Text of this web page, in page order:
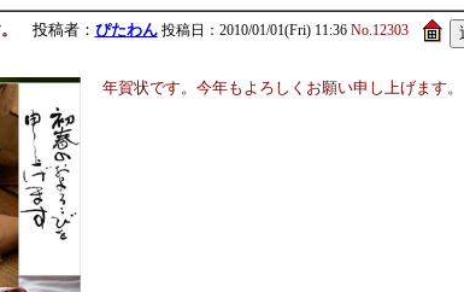
投稿者： ぴたわん 投稿日：2010/01/01(Fri) 11:36 No.12303
年賀状です。今年もよろしくお願い申し上げます。